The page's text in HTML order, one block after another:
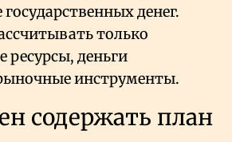
денег.
только
ресурсы, деньги
инструменты.
содержать план